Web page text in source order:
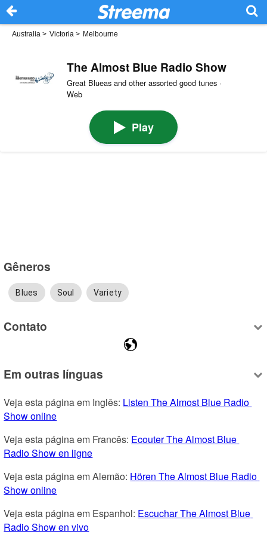
Australia > Victoria > Melbourne
The Almost Blue Radio Show
Great Blueas and other assorted good tunes ·
Web
Play
Gêneros
Blues Soul Variety
Contato
Em outras línguas
Veja esta página em Inglês: Listen The Almost Blue Radio
Show online
Veja esta página em Francês: Ecouter The Almost Blue
Radio Show en ligne
Veja esta página em Alemão: Hören The Almost Blue Radio
Show online
Veja esta página em Espanhol: Escuchar The Almost Blue
Radio Show en vivo